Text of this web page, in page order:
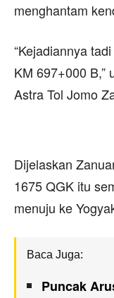
menghantam
“Kejadiannya
KM 697+000 B,”
Astra Tol Jomo
Dijelaskan
1675 QGK itu
menuju ke
Baca Juga:
Puncak